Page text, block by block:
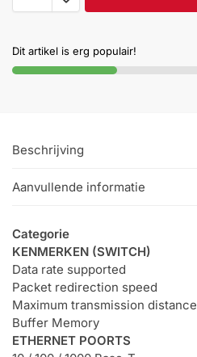
Dit artikel is erg populair!
Beschrijving
Aanvullende informatie
Categorie
KENMERKEN (SWITCH)
Data rate supported
Packet redirection speed
Maximum transmission distance
Buffer Memory
ETHERNET POORTS